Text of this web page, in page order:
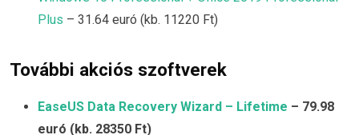
Plus – 31.64 euró (kb. 11220 Ft)
További akciós szoftverek
EaseUS Data Recovery Wizard – Lifetime – 79.98
euró (kb. 28350 Ft)